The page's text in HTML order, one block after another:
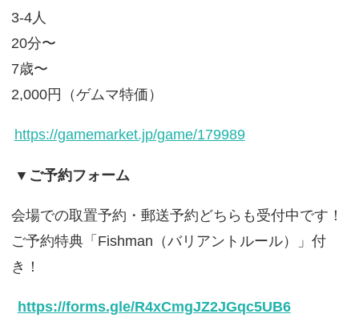
3-4人
20分〜
7歳〜
2,000円（ゲムマ特価）
https://gamemarket.jp/game/179989
▼ご予約フォーム
会場での取置予約・郵送予約どちらも受付中です！
ご予約特典「Fishman（バリアントルール）」付
き！
https://forms.gle/R4xCmgJZ2JGqc5UB6